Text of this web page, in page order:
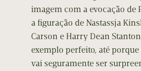
imagem com a evocação de
a figuração de Nastassja
Carson e Harry Dean
exemplo perfeito, até
vai seguramente ser